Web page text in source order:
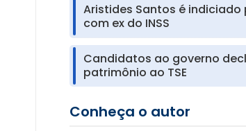
Aristides Santos é indiciado
com ex do INSS
Candidatos ao governo
patrimônio ao TSE
Conheça o autor